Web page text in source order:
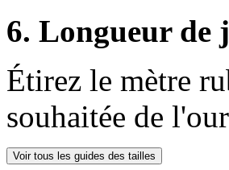
6. Longueur de
Étirez le mètre
souhaitée de
Voir tous les guides des tailles